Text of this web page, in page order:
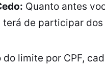
Quanto antes
de participar
do limite por CPF,